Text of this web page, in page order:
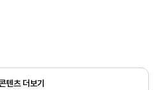
텐츠 더보기